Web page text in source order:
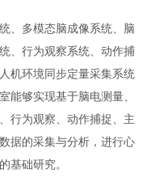
、多模态脑成像系统、脑
、行为观察系统、动作捕
机环境同步定量采集系统
能够实现基于脑电测量、
行为观察、动作捕捉、主
据的采集与分析，进行心
基础研究。